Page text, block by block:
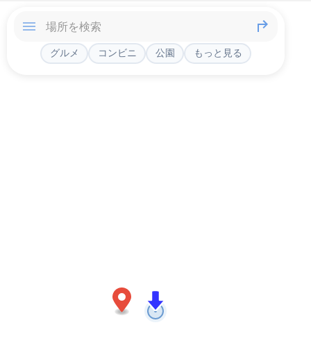
グルメ コンビニ 公園 もっと見る